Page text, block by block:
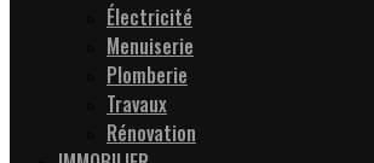
Électricité
Menuiserie
Plomberie
Travaux
Rénovation